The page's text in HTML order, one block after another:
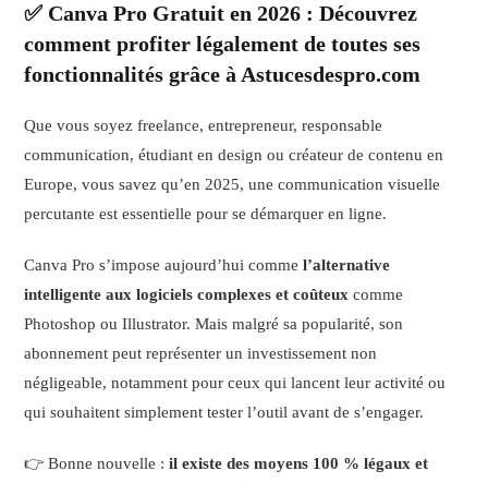
✅ Canva Pro Gratuit en 2026 : Découvrez
comment profiter légalement de toutes ses
fonctionnalités grâce à Astucesdespro.com
Que vous soyez freelance, entrepreneur, responsable
communication, étudiant en design ou créateur de contenu en
Europe, vous savez qu’en 2025, une communication visuelle
percutante est essentielle pour se démarquer en ligne.
Canva Pro s’impose aujourd’hui commel’alternative
intelligente aux logiciels complexes et coûteux comme
Photoshop ou Illustrator. Mais malgré sa popularité, son
abonnement peut représenter un investissement non
négligeable, notamment pour ceux qui lancent leur activité ou
qui souhaitent simplement tester l’outil avant de s’engager.
👉 Bonne nouvelle :il existe des moyens 100 % légaux et